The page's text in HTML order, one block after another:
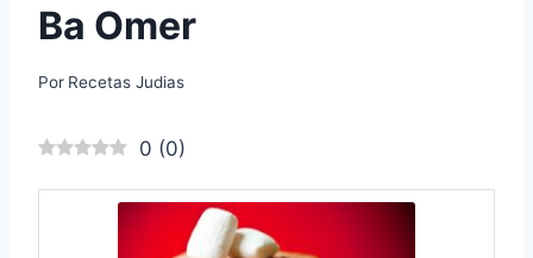
Ba Omer
Por Recetas Judias
0 (0)